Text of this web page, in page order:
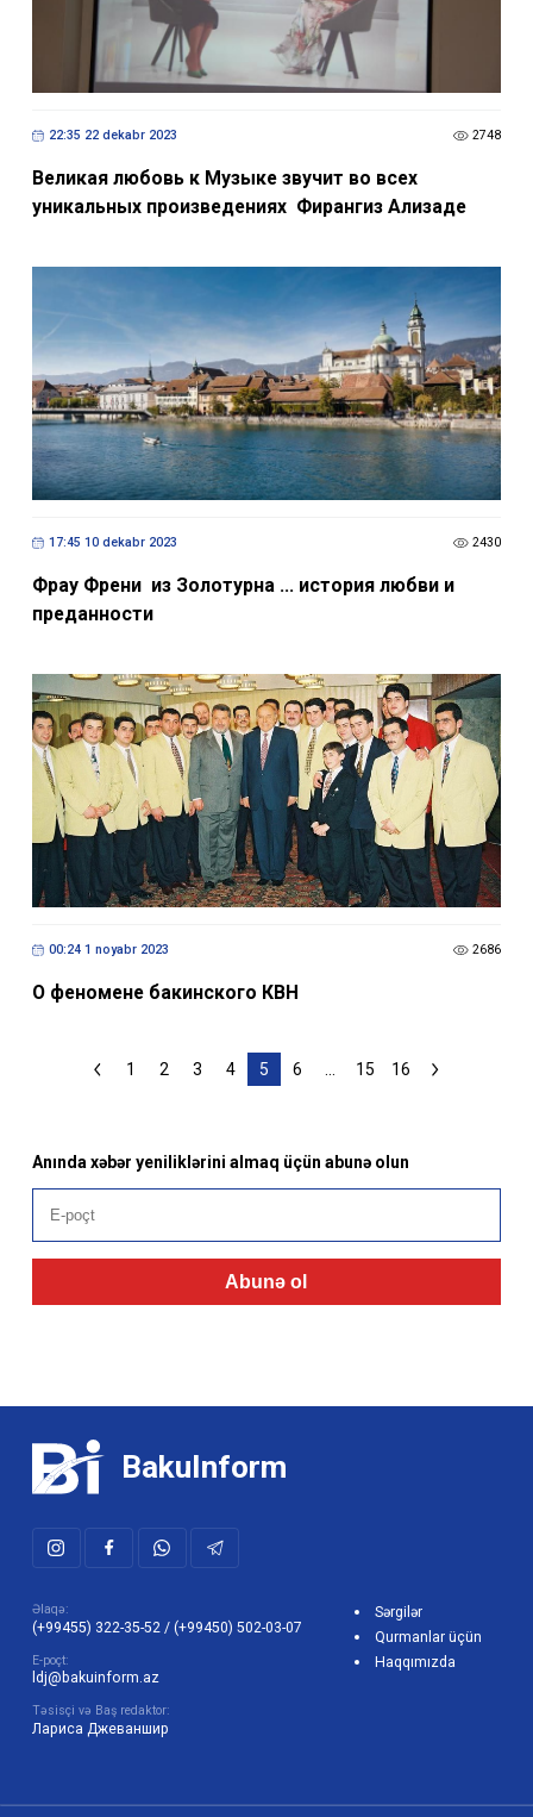
22:35 22 dekabr 2023 2748
Великая любовь к Музыке звучит во всех
уникальных произведениях Фирангиз Ализаде
17:45 10 dekabr 2023 2430
Фрау Френи из Золотурна ... история любви и
преданности
00:24 1 noyabr 2023 2686
О феномене бакинского КВН
1 2 3 4 5 6 ... 15 16
Anında xəbər yeniliklərini almaq üçün abunə olun
Abunə ol
BakuInform
Əlaqə:
(+99455) 322-35-52 / (+99450) 502-03-07
E-poçt:
ldj@bakuinform.az
Təsisçi və Baş redaktor:
Лариса Джеваншир
Sərgilər
Qurmanlar üçün
Haqqımızda